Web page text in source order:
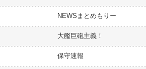
NEWSまとめもりー
大艦巨砲主義！
保守速報